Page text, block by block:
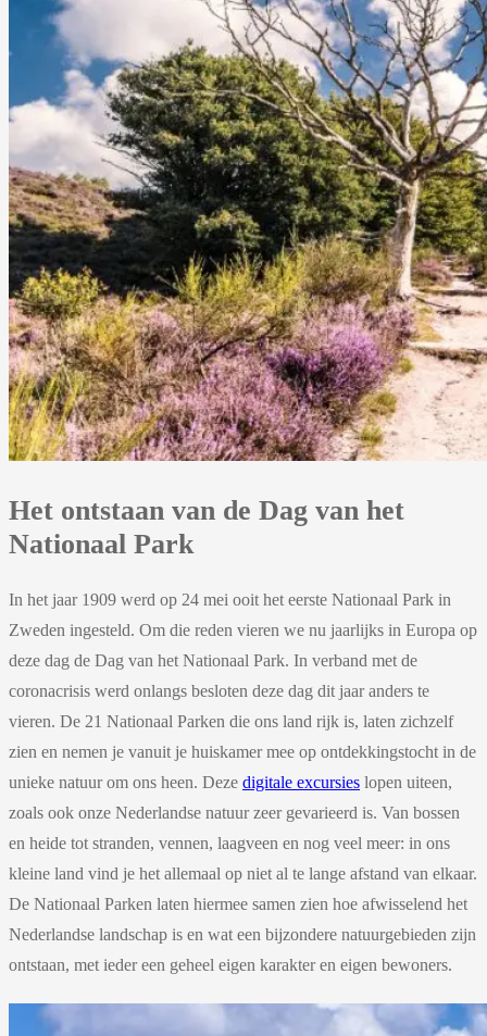
Het ontstaan van de Dag van het
Nationaal Park
In het jaar 1909 werd op 24 mei ooit het eerste Nationaal Park in
Zweden ingesteld. Om die reden vieren we nu jaarlijks in Europa op
deze dag de Dag van het Nationaal Park. In verband met de
coronacrisis werd onlangs besloten deze dag dit jaar anders te
vieren. De 21 Nationaal Parken die ons land rijk is, laten zichzelf
zien en nemen je vanuit je huiskamer mee op ontdekkingstocht in de
unieke natuur om ons heen. Deze digitale excursies lopen uiteen,
zoals ook onze Nederlandse natuur zeer gevarieerd is. Van bossen
en heide tot stranden, vennen, laagveen en nog veel meer: in ons
kleine land vind je het allemaal op niet al te lange afstand van elkaar.
De Nationaal Parken laten hiermee samen zien hoe afwisselend het
Nederlandse landschap is en wat een bijzondere natuurgebieden zijn
ontstaan, met ieder een geheel eigen karakter en eigen bewoners.